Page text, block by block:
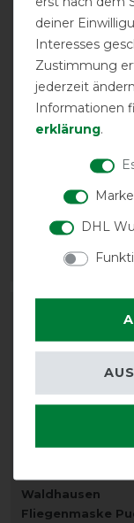
vorher 21,90 €
ARTIKEL
Waldhausen
Fliegenmaske
deiner
Interesses
Zustimmung
jederzeit
Informationen
erklärung.
DHL